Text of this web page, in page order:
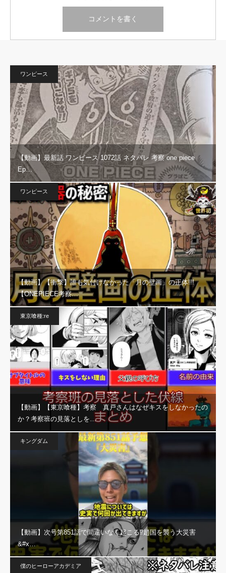
ワンピース
【動画】最新話 ワンピース 1072話 ネタバレ 考察 one piece
Ep…
ワンピース
【動画】【衝撃】誰も気付けなかった「月の壁画」の正体!!!
【ONEPIECE考察…
東京喰種:re
【動画】【東京喰種】考察 真戸さんはなぜキスをしなかったの
か？考察班の見落としを…
キングダム
【動画】次号第851話で間違いなく起こる⁉︎趙国を襲う大災害
&#x…
僕のヒーローアカデミア